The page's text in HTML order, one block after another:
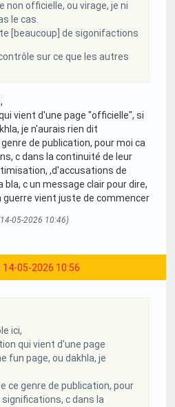
non officielle, ou virage, je ni
le cas.
[beaucoup] de sigonifactions
sur ce que les autres
vient d'une page "officielle", si
je n'aurais rien dit
de publication, pour moi ca
c dans la continuité de leur
,d'accusations de
c un message clair pour dire,
guerre vient juste de commencer
05-2026 10:46)
14-05-2026 10:56
ici,
qui vient d'une page
fun page, ou dakhla, je
ce genre de publication, pour
c dans la